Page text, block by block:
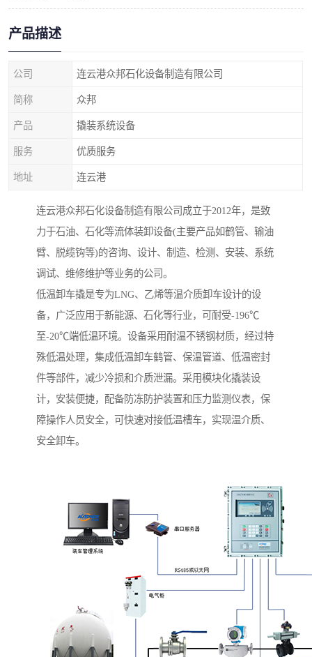
产品描述
公司 连云港众邦石化设备制造有限公司
简称 众邦
产品 撬装系统设备
服务 优质服务
地址 连云港
连云港众邦石化设备制造有限公司成立于2012年，是致
力于石油、石化等流体装卸设备(主要产品如鹤管、输油
臂、脱缆钩等)的咨询、设计、制造、检测、安装、系统
调试、维修维护等业务的公司。
低温卸车撬是专为LNG、乙烯等温介质卸车设计的设
备，广泛应用于新能源、石化等行业，可耐受-196℃
至-20℃端低温环境。设备采用耐温不锈钢材质，经过特
殊低温处理，集成低温卸车鹤管、保温管道、低温密封
件等部件，减少冷损和介质泄漏。采用模块化撬装设
计，安装便捷，配备防冻防护装置和压力监测仪表，保
障操作人员安全，可快速对接低温槽车，实现温介质、
安全卸车。